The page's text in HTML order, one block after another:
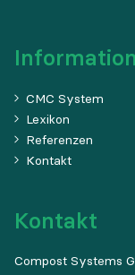
CMC System
Lexikon
Referenzen
Kontakt
Kontakt
Compost Systems